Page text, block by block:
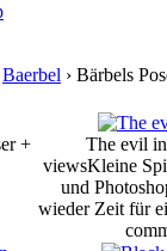
Baerbel › Bärbels
+
The evil
viewsKleine
und
wieder Zeit für